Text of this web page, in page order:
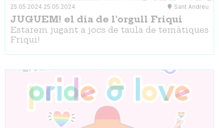
25.05.2024 25.05.2024 Sant Andreu
JUGUEM! el dia de l'orgull Friqui
Estarem jugant a jocs de taula de temàtiques
Friqui!